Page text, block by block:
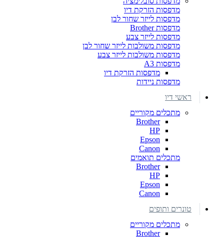
מדפסות הזרקת דיו
מדפסות לייזר שחור לבן
מדפסות Brother
מדפסות לייזר צבע
מדפסות משולבות לייזר שחור לבן
מדפסות משולבות לייזר צבע
מדפסות A3
מדפסות הזרקת דיו
מדפסות ניידות
ראשי דיו
מתכלים מקוריים
Brother
HP
Epson
Canon
מתכלים תואמים
Brother
HP
Epson
Canon
טונרים ותופים
מתכלים מקוריים
Brother